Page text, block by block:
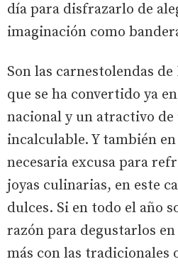
día para disfrazarlo de
imaginación como
Son las carnestolendas
que se ha convertido ya
nacional y un atractivo de
incalculable. Y también
necesaria excusa para
joyas culinarias, en este
dulces. Si en todo el año
razón para degustarlos
más con las tradicionales